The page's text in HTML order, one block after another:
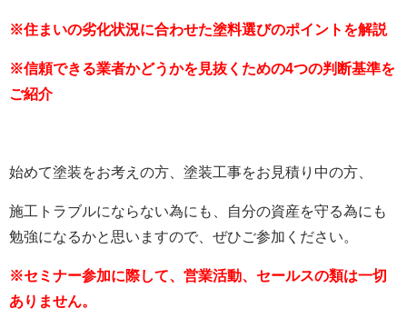
※住まいの劣化状況に合わせた塗料選びのポイントを解説
※信頼できる業者かどうかを見抜くための4つの判断基準を
ご紹介
始めて塗装をお考えの方、塗装工事をお見積り中の方、
施工トラブルにならない為にも、自分の資産を守る為にも
勉強になるかと思いますので、ぜひご参加ください。
※セミナー参加に際して、営業活動、セールスの類は一切
ありません。